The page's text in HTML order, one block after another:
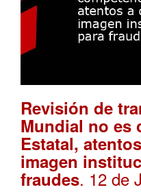
Revisión de
Mundial no es
Estatal,
imagen
fraudes. 12 de